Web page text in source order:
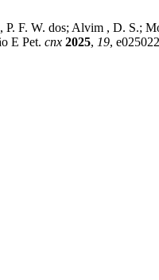
P. F. W. dos; Alvim , D. S.;
E Pet. cnx 2025, 19,